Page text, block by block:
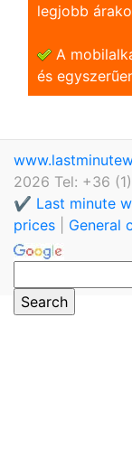
legjobb
A
és
2026 Tel: +36
✔️ Last minute
prices
General